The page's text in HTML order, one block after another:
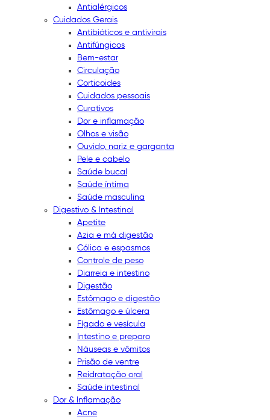
Antialérgicos
Cuidados Gerais
Antibióticos e antivirais
Antifúngicos
Bem-estar
Circulação
Corticoides
Cuidados pessoais
Curativos
Dor e inflamação
Olhos e visão
Ouvido, nariz e garganta
Pele e cabelo
Saúde bucal
Saúde íntima
Saúde masculina
Digestivo & Intestinal
Apetite
Azia e má digestão
Cólica e espasmos
Controle de peso
Diarreia e intestino
Digestão
Estômago e digestão
Estômago e úlcera
Fígado e vesícula
Intestino e preparo
Náuseas e vômitos
Prisão de ventre
Reidratação oral
Saúde intestinal
Dor & Inflamação
Acne